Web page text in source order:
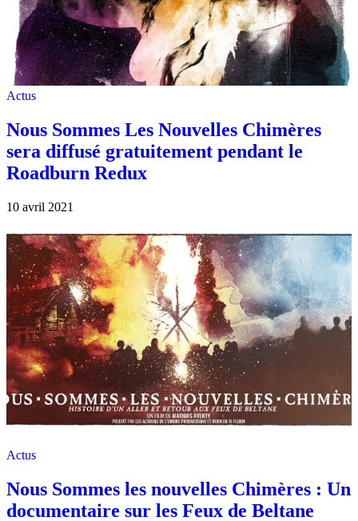
Actus
Nous Sommes Les Nouvelles Chimères
sera diffusé gratuitement pendant le
Roadburn Redux
10 avril 2021
Actus
Nous Sommes les nouvelles Chimères : Un
documentaire sur les Feux de Beltane